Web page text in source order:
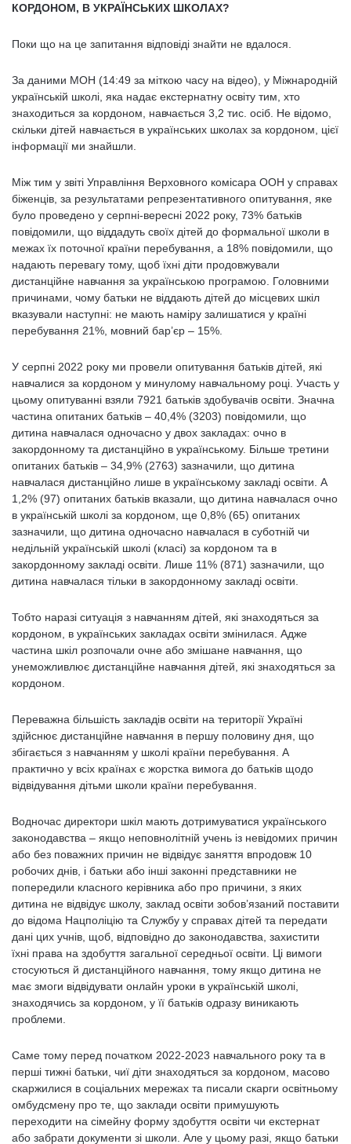
КОРДОНОМ, В УКРАЇНСЬКИХ ШКОЛАХ?
Поки що на це запитання відповіді знайти не вдалося.
За даними МОН (14:49 за міткою часу на відео), у Міжнародній
українській школі, яка надає екстернатну освіту тим, хто
знаходиться за кордоном, навчається 3,2 тис. осіб. Не відомо,
скільки дітей навчається в українських школах за кордоном, цієї
інформації ми знайшли.
Між тим у звіті Управління Верховного комісара ООН у справах
біженців, за результатами репрезентативного опитування, яке
було проведено у серпні-вересні 2022 року, 73% батьків
повідомили, що віддадуть своїх дітей до формальної школи в
межах їх поточної країни перебування, а 18% повідомили, що
надають перевагу тому, щоб їхні діти продовжували
дистанційне навчання за українською програмою. Головними
причинами, чому батьки не віддають дітей до місцевих шкіл
вказували наступні: не мають наміру залишатися у країні
перебування 21%, мовний бар’єр – 15%.
У серпні 2022 року ми провели опитування батьків дітей, які
навчалися за кордоном у минулому навчальному році. Участь у
цьому опитуванні взяли 7921 батьків здобувачів освіти. Значна
частина опитаних батьків – 40,4% (3203) повідомили, що
дитина навчалася одночасно у двох закладах: очно в
закордонному та дистанційно в українському. Більше третини
опитаних батьків – 34,9% (2763) зазначили, що дитина
навчалася дистанційно лише в українському закладі освіти. А
1,2% (97) опитаних батьків вказали, що дитина навчалася очно
в українській школі за кордоном, ще 0,8% (65) опитаних
зазначили, що дитина одночасно навчалася в суботній чи
недільній українській школі (класі) за кордоном та в
закордонному закладі освіти. Лише 11% (871) зазначили, що
дитина навчалася тільки в закордонному закладі освіти.
Тобто наразі ситуація з навчанням дітей, які знаходяться за
кордоном, в українських закладах освіти змінилася. Адже
частина шкіл розпочали очне або змішане навчання, що
унеможливлює дистанційне навчання дітей, які знаходяться за
кордоном.
Переважна більшість закладів освіти на території Україні
здійснює дистанційне навчання в першу половину дня, що
збігається з навчанням у школі країни перебування. А
практично у всіх країнах є жорстка вимога до батьків щодо
відвідування дітьми школи країни перебування.
Водночас директори шкіл мають дотримуватися українського
законодавства – якщо неповнолітній учень із невідомих причин
або без поважних причин не відвідує заняття впродовж 10
робочих днів, і батьки або інші законні представники не
попередили класного керівника або про причини, з яких
дитина не відвідує школу, заклад освіти зобов’язаний поставити
до відома Нацполіцію та Службу у справах дітей та передати
дані цих учнів, щоб, відповідно до законодавства, захистити
їхні права на здобуття загальної середньої освіти. Ці вимоги
стосуються й дистанційного навчання, тому якщо дитина не
має змоги відвідувати онлайн уроки в українській школі,
знаходячись за кордоном, у її батьків одразу виникають
проблеми.
Саме тому перед початком 2022-2023 навчального року та в
перші тижні батьки, чиї діти знаходяться за кордоном, масово
скаржилися в соціальних мережах та писали скарги освітньому
омбудсмену про те, що заклади освіти примушують
переходити на сімейну форму здобуття освіти чи екстернат
або забрати документи зі школи. Але у цьому разі, якщо батьки